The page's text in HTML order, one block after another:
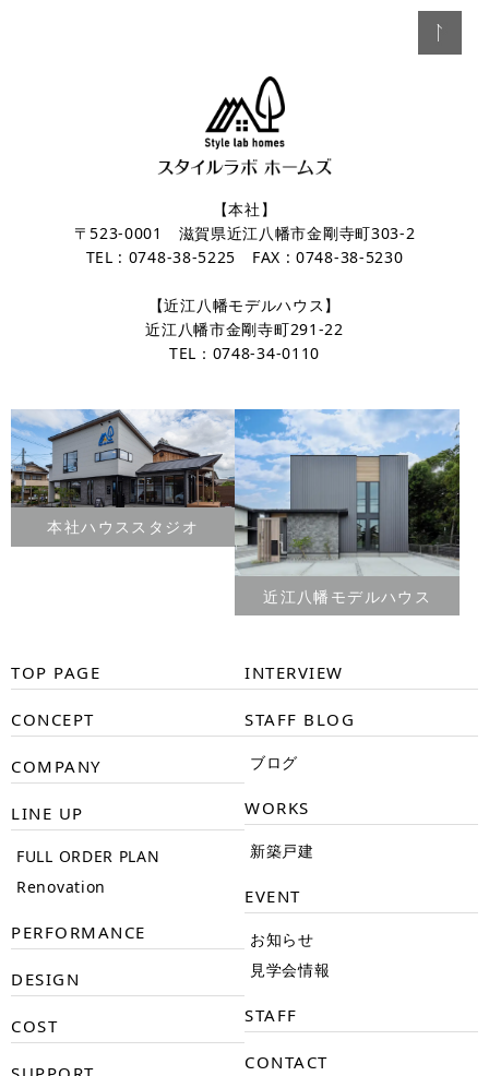
【本社】
〒523-0001 滋賀県近江八幡市金剛寺町303-2
TEL : 0748-38-5225 FAX : 0748-38-5230
【近江八幡モデルハウス】
近江八幡市金剛寺町291-22
TEL：0748-34-0110
本社ハウススタジオ
近江八幡モデルハウス
TOP PAGE
CONCEPT
COMPANY
LINE UP
FULL ORDER PLAN
Renovation
PERFORMANCE
DESIGN
COST
INTERVIEW
STAFF BLOG
ブログ
WORKS
新築戸建
EVENT
お知らせ
見学会情報
STAFF
CONTACT